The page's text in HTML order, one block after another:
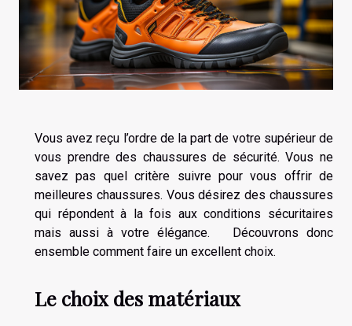
Vous avez reçu l’ordre de la part de votre supérieur de
vous prendre des chaussures de sécurité. Vous ne
savez pas quel critère suivre pour vous offrir de
meilleures chaussures. Vous désirez des chaussures
qui répondent à la fois aux conditions sécuritaires
mais aussi à votre élégance. Découvrons donc
ensemble comment faire un excellent choix.
Le choix des matériaux